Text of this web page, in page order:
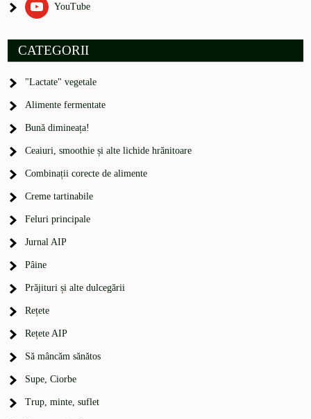
YouTube
CATEGORII
"Lactate" vegetale
Alimente fermentate
Bună dimineața!
Ceaiuri, smoothie și alte lichide hrănitoare
Combinații corecte de alimente
Creme tartinabile
Feluri principale
Jurnal AIP
Pâine
Prăjituri și alte dulcegării
Rețete
Rețete AIP
Să mâncăm sănătos
Supe, Ciorbe
Trup, minte, suflet